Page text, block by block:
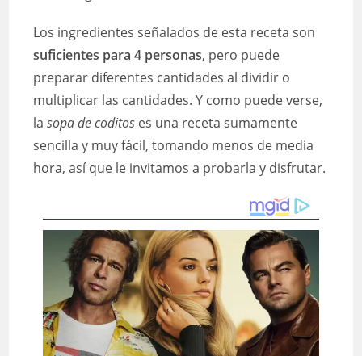
Los ingredientes señalados de esta receta son
suficientes para 4 personas, pero puede
preparar diferentes cantidades al dividir o
multiplicar las cantidades. Y como puede verse,
lasopa de coditos es una receta sumamente
sencilla y muy fácil, tomando menos de media
hora, así que le invitamos a probarla y disfrutar.